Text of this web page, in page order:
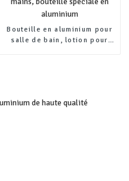
Bouteille en aluminium pour
salle de bain, lotion pour